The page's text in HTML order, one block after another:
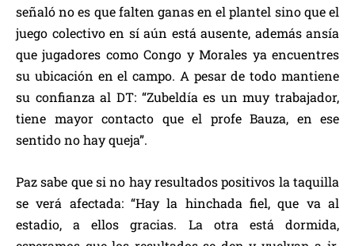
señaló no es que falten ganas en el plantel sino que el
juego colectivo en sí aún está ausente, además ansía
que jugadores como Congo y Morales ya encuentres
su ubicación en el campo. A pesar de todo mantiene
su confianza al DT: “Zubeldía es un muy trabajador,
tiene mayor contacto que el profe Bauza, en ese
sentido no hay queja”.
Paz sabe que si no hay resultados positivos la taquilla
se verá afectada: “Hay la hinchada fiel, que va al
estadio, a ellos gracias. La otra está dormida,